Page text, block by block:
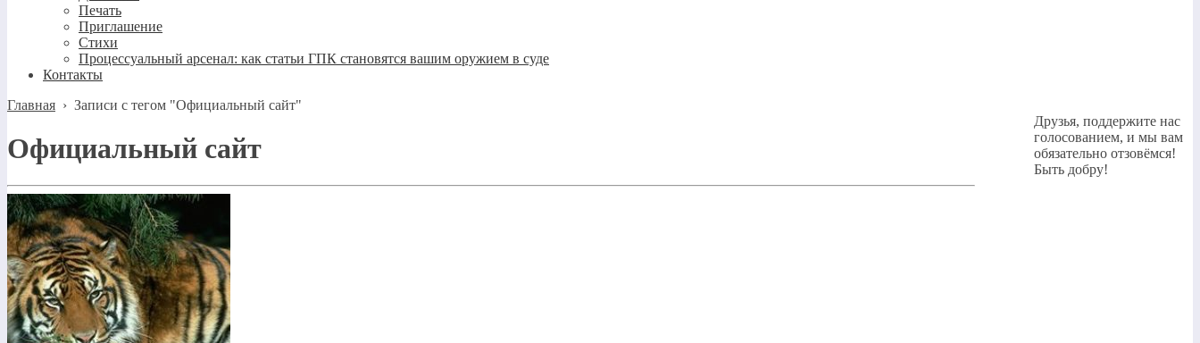
Печать
Приглашение
Стихи
Процессуальный арсенал: как статьи ГПК становятся вашим оружием в суде
Контакты
Главная › Записи с тегом "Официальный сайт"
Официальный сайт
Друзья, поддержите нас
голосованием, и мы вам
обязательно отзовёмся!
Быть добру!